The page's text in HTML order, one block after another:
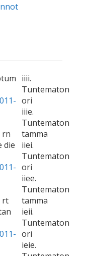
rn
iiii.
Tuntematon
ori
iiie.
Tuntematon
tamma
die
rt
iiei.
Tuntematon
ori
iiee.
Tuntematon
tamma
ieii.
Tuntematon
ori
ieie.